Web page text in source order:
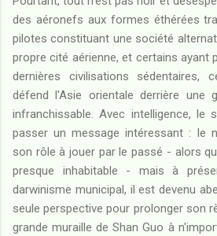
des aéronefs aux formes éthérées
pilotes constituant une société
propre cité aérienne, et certains ayant
dernières civilisations sédentaires,
défend l'Asie orientale derrière une
infranchissable. Avec intelligence,
passer un message intéressant : le
son rôle à jouer par le passé - alors
presque inhabitable - mais à
darwinisme municipal, il est devenu
seule perspective pour prolonger son
grande muraille de Shan Guo à